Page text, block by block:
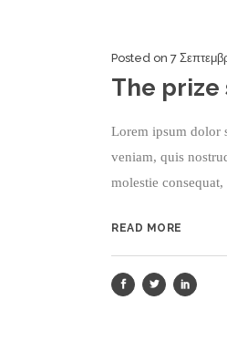
Posted on 7
The
Lorem ipsum dolor
veniam, quis
molestie
READ MORE